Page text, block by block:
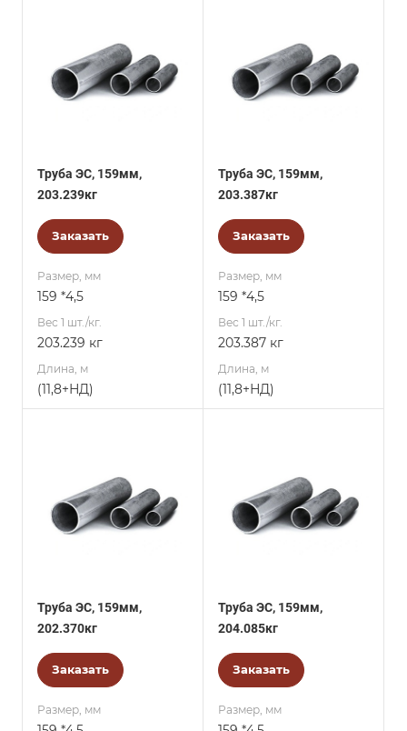
Труба ЭС, 159мм,
203.239кг
Заказать
Размер, мм
159 *4,5
Вес 1 шт./кг.
203.239 кг
Длина, м
(11,8+НД)
Труба ЭС, 159мм,
203.387кг
Заказать
Размер, мм
159 *4,5
Вес 1 шт./кг.
203.387 кг
Длина, м
(11,8+НД)
Труба ЭС, 159мм,
202.370кг
Заказать
Размер, мм
Труба ЭС, 159мм,
204.085кг
Заказать
Размер, мм